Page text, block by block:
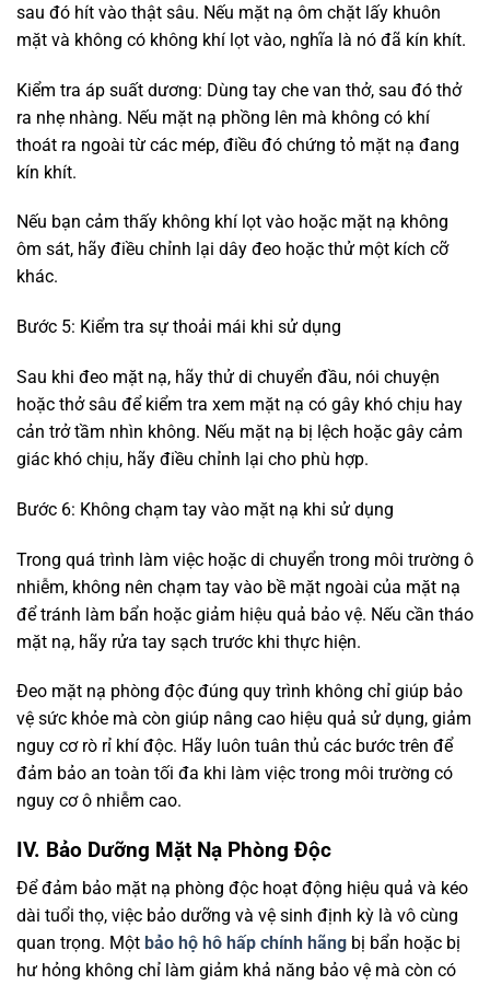
sau đó hít vào thật sâu. Nếu mặt nạ ôm chặt lấy khuôn
mặt và không có không khí lọt vào, nghĩa là nó đã kín khít.
Kiểm tra áp suất dương: Dùng tay che van thở, sau đó thở
ra nhẹ nhàng. Nếu mặt nạ phồng lên mà không có khí
thoát ra ngoài từ các mép, điều đó chứng tỏ mặt nạ đang
kín khít.
Nếu bạn cảm thấy không khí lọt vào hoặc mặt nạ không
ôm sát, hãy điều chỉnh lại dây đeo hoặc thử một kích cỡ
khác.
Bước 5: Kiểm tra sự thoải mái khi sử dụng
Sau khi đeo mặt nạ, hãy thử di chuyển đầu, nói chuyện
hoặc thở sâu để kiểm tra xem mặt nạ có gây khó chịu hay
cản trở tầm nhìn không. Nếu mặt nạ bị lệch hoặc gây cảm
giác khó chịu, hãy điều chỉnh lại cho phù hợp.
Bước 6: Không chạm tay vào mặt nạ khi sử dụng
Trong quá trình làm việc hoặc di chuyển trong môi trường ô
nhiễm, không nên chạm tay vào bề mặt ngoài của mặt nạ
để tránh làm bẩn hoặc giảm hiệu quả bảo vệ. Nếu cần tháo
mặt nạ, hãy rửa tay sạch trước khi thực hiện.
Đeo mặt nạ phòng độc đúng quy trình không chỉ giúp bảo
vệ sức khỏe mà còn giúp nâng cao hiệu quả sử dụng, giảm
nguy cơ rò rỉ khí độc. Hãy luôn tuân thủ các bước trên để
đảm bảo an toàn tối đa khi làm việc trong môi trường có
nguy cơ ô nhiễm cao.
IV. Bảo Dưỡng Mặt Nạ Phòng Độc
Để đảm bảo mặt nạ phòng độc hoạt động hiệu quả và kéo
dài tuổi thọ, việc bảo dưỡng và vệ sinh định kỳ là vô cùng
quan trọng. Một bảo hộ hô hấp chính hãng bị bẩn hoặc bị
hư hỏng không chỉ làm giảm khả năng bảo vệ mà còn có